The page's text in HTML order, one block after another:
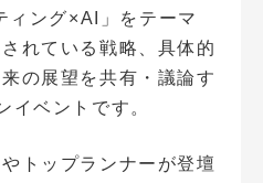
ィング×AI」をテーマ
れている戦略、具体的
の展望を共有・議論す
イベントです。
トップランナーが登壇